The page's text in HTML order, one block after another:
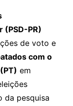
(PSD-PR)
de voto e
com o
em
da pesquisa